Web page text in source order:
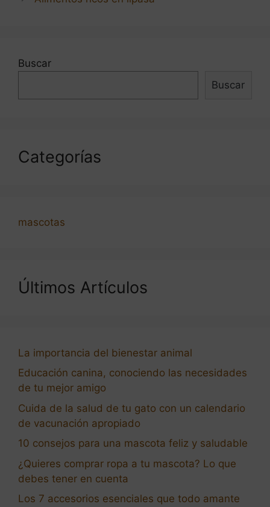
Buscar
Buscar
Categorías
mascotas
Últimos Artículos
La importancia del bienestar animal
Educación canina, conociendo las necesidades
de tu mejor amigo
Cuida de la salud de tu gato con un calendario
de vacunación apropiado
10 consejos para una mascota feliz y saludable
¿Quieres comprar ropa a tu mascota? Lo que
debes tener en cuenta
Los 7 accesorios esenciales que todo amante